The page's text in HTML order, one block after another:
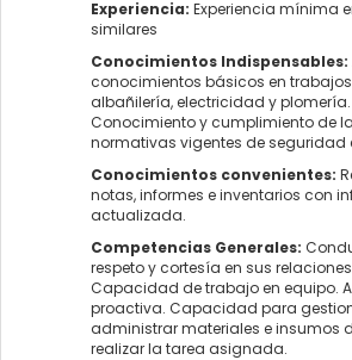
Experiencia: Experiencia mínima
similares
Conocimientos Indispensables:
conocimientos básicos en
albañilería, electricidad y plomería.
Conocimiento y cumplimiento de
normativas vigentes de seguridad
Conocimientos convenientes:
notas, informes e inventarios con
actualizada.
Competencias Generales:
respeto y cortesía en sus
Capacidad de trabajo en equipo.
proactiva. Capacidad para
administrar materiales e insumos
realizar la tarea asignada.